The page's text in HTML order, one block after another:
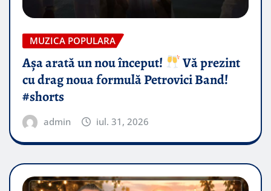
MUZICA POPULARA
Așa arată un nou început!
Vă prezint
cu drag noua formulă Petrovici Band!
#shorts
admin iul. 31, 2026